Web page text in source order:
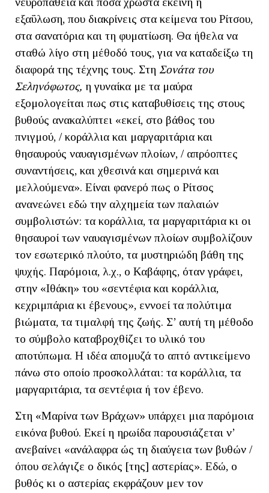
εξαΰλωση, που διακρίνεις στα κείμενα του Ρίτσου,
στα σανατόρια και τη φυματίωση. Θα ήθελα να
σταθώ λίγο στη μέθοδό τους, για να καταδείξω τη
διαφορά της τέχνης τους. Στη Σονάτα του
Σεληνόφωτος, η γυναίκα με τα μαύρα
εξομολογείται πως στις καταβυθίσεις της στους
βυθούς ανακαλύπτει «εκεί, στο βάθος του
πνιγμού, / κοράλλια και μαργαριτάρια και
θησαυρούς ναυαγισμένων πλοίων, / απρόοπτες
συναντήσεις, και χθεσινά και σημερινά και
μελλούμενα». Είναι φανερό πως ο Ρίτσος
ανανεώνει εδώ την αλχημεία των παλαιών
συμβολιστών: τα κοράλλια, τα μαργαριτάρια κι οι
θησαυροί των ναυαγισμένων πλοίων συμβολίζουν
τον εσωτερικό πλούτο, τα μυστηριώδη βάθη της
ψυχής. Παρόμοια, λ.χ., ο Καβάφης, όταν γράφει,
στην «Ιθάκη» του «σεντέφια και κοράλλια,
κεχριμπάρια κι έβενους», εννοεί τα πολύτιμα
βιώματα, τα τιμαλφή της ζωής. Σ’ αυτή τη μέθοδο
το σύμβολο καταβροχθίζει το υλικό του
αποτύπωμα. Η ιδέα απομυζά το απτό αντικείμενο
πάνω στο οποίο προσκολλάται: τα κοράλλια, τα
μαργαριτάρια, τα σεντέφια ή τον έβενο.
Στη «Μαρίνα των Βράχων» υπάρχει μια παρόμοια
εικόνα βυθού. Εκεί η ηρωίδα παρουσιάζεται ν’
ανεβαίνει «ανάλαφρα ώς τη διαύγεια των βυθών /
όπου σελάγιζε ο δικός [της] αστερίας». Εδώ, ο
βυθός κι ο αστερίας εκφράζουν μεν τον